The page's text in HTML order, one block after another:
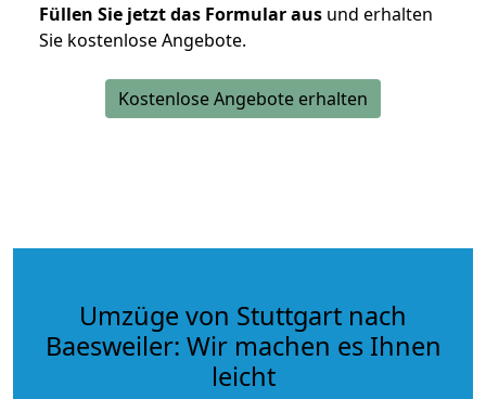
Füllen Sie jetzt das Formular aus und erhalten
Sie kostenlose Angebote.
Kostenlose Angebote erhalten
Umzüge von Stuttgart nach
Baesweiler: Wir machen es Ihnen
leicht